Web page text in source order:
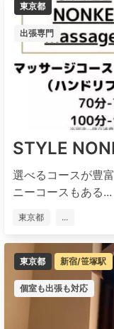
東京都
出張専門
STYLE
選べるコースが豊
ニーコースもある...
東京都 ...
東京都 新宿/笹塚駅
個室も出張も対応